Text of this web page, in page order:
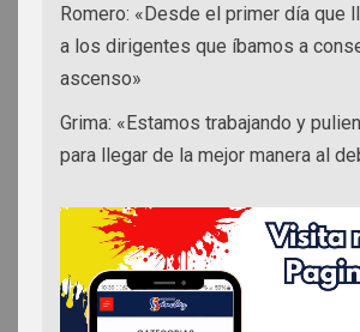
Romero: «Desde el primer día que
a los dirigentes que íbamos a
ascenso»
Grima: «Estamos trabajando y
para llegar de la mejor manera al